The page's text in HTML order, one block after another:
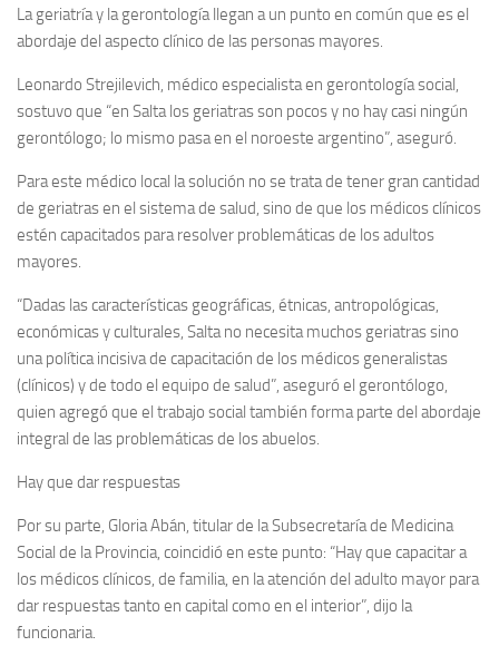
La geriatría y la gerontología llegan a un punto en común que es el
abordaje del aspecto clínico de las personas mayores.
Leonardo Strejilevich, médico especialista en gerontología social,
sostuvo que “en Salta los geriatras son pocos y no hay casi ningún
gerontólogo; lo mismo pasa en el noroeste argentino”, aseguró.
Para este médico local la solución no se trata de tener gran cantidad
de geriatras en el sistema de salud, sino de que los médicos clínicos
estén capacitados para resolver problemáticas de los adultos
mayores.
“Dadas las características geográficas, étnicas, antropológicas,
económicas y culturales, Salta no necesita muchos geriatras sino
una política incisiva de capacitación de los médicos generalistas
(clínicos) y de todo el equipo de salud”, aseguró el gerontólogo,
quien agregó que el trabajo social también forma parte del abordaje
integral de las problemáticas de los abuelos.
Hay que dar respuestas
Por su parte, Gloria Abán, titular de la Subsecretaría de Medicina
Social de la Provincia, coincidió en este punto: “Hay que capacitar a
los médicos clínicos, de familia, en la atención del adulto mayor para
dar respuestas tanto en capital como en el interior”, dijo la
funcionaria.